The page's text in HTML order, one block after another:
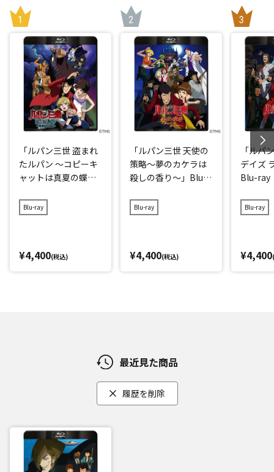
「ルパン三世 盗まれ
たルパン ～コピーキ
ャットは真夏の蝶
Blu-ray
¥4,400(税込)
「ルパン三世 天使の
策略～夢のカケラは
殺しの香り～」Blu-r
Blu-ray
¥4,400(税込)
「ルパ
デイズ
Blu-ray
Blu-ray
¥4,400
最近見た商品
履歴を削除